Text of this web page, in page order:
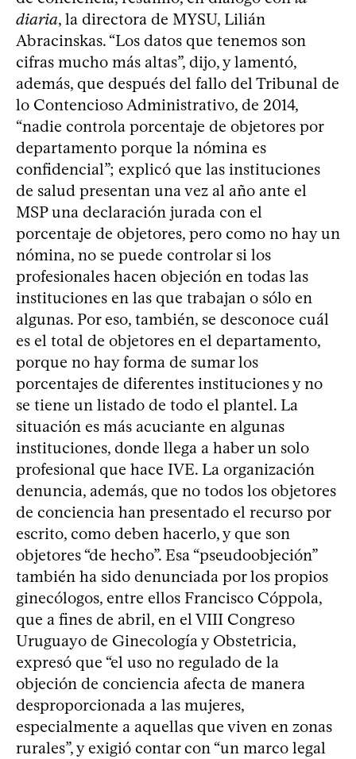
diaria, la directora de MYSU, Lilián
Abracinskas. “Los datos que tenemos son
cifras mucho más altas”, dijo, y lamentó,
además, que después del fallo del Tribunal de
lo Contencioso Administrativo, de 2014,
“nadie controla porcentaje de objetores por
departamento porque la nómina es
confidencial”; explicó que las instituciones
de salud presentan una vez al año ante el
MSP una declaración jurada con el
porcentaje de objetores, pero como no hay un
nómina, no se puede controlar si los
profesionales hacen objeción en todas las
instituciones en las que trabajan o sólo en
algunas. Por eso, también, se desconoce cuál
es el total de objetores en el departamento,
porque no hay forma de sumar los
porcentajes de diferentes instituciones y no
se tiene un listado de todo el plantel. La
situación es más acuciante en algunas
instituciones, donde llega a haber un solo
profesional que hace IVE. La organización
denuncia, además, que no todos los objetores
de conciencia han presentado el recurso por
escrito, como deben hacerlo, y que son
objetores “de hecho”. Esa “pseudoobjeción”
también ha sido denunciada por los propios
ginecólogos, entre ellos Francisco Cóppola,
que a fines de abril, en el VIII Congreso
Uruguayo de Ginecología y Obstetricia,
expresó que “el uso no regulado de la
objeción de conciencia afecta de manera
desproporcionada a las mujeres,
especialmente a aquellas que viven en zonas
rurales”, y exigió contar con “un marco legal